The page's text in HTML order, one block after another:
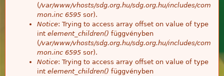
(/var/www/vhosts/sdg.org.hu/sdg.org.hu/includes/com
mon.inc 6595 sor).
Notice: Trying to access array offset on value of type
int element_children() függvényben
(/var/www/vhosts/sdg.org.hu/sdg.org.hu/includes/com
mon.inc 6595 sor).
Notice: Trying to access array offset on value of type
int element_children() függvényben